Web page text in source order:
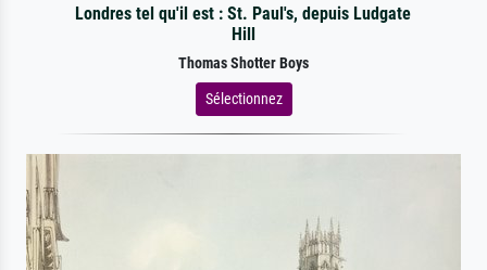
Londres tel qu'il est : St. Paul's, depuis Ludgate
Hill
Thomas Shotter Boys
Sélectionnez